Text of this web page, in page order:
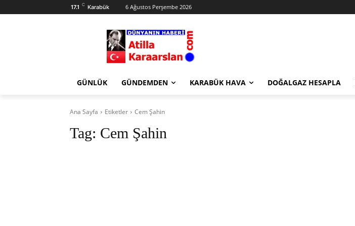
17.1 C Karabük 6 Ağustos Perşembe 2026
GÜNLÜK GÜNDEMDEN KARABÜK HAVA DOĞALGAZ HESAPLA
Ana Sayfa Etiketler Cem Şahin
Tag: Cem Şahin